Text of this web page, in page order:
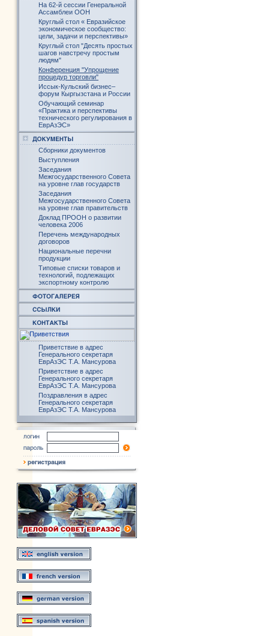
На 62-й сессии Генеральной
Ассамблеи ООН
Круглый стол « Евразийское
экономическое сообщество:
цели, задачи и перспективы»
Круглый стол "Десять простых
шагов навстречу простым
людям"
Конференция "Упрощение
процедур торговли"
Иссык-Кульский бизнес–
форум Кыргызстана и России
Обучающий семинар
«Практика и перспективы
технического регулирования в
ЕврАзЭС»
Сборники документов
Выступления
Заседания
Межгосударственного Совета
на уровне глав государств
Заседания
Межгосударственного Совета
на уровне глав правительств
Доклад ПРООН о развитии
человека 2006
Перечень международных
договоров
Национальные перечни
продукции
Типовые списки товаров и
технологий, подлежащих
экспортному контролю
Приветствие в адрес
Генерального секретаря
ЕврАзЭС Т.А. Мансурова
Приветствие в адрес
Генерального секретаря
ЕврАзЭС Т.А. Мансурова
Поздравления в адрес
Генерального секретаря
ЕврАзЭС Т.А. Мансурова